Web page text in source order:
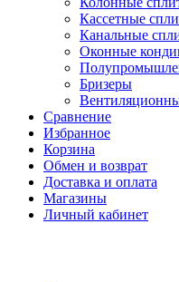
Кассетные
Канальные
Оконные
Бризеры
Сравнение
Избранное
Корзина
Обмен и возврат
Доставка и оплата
Магазины
Личный кабинет